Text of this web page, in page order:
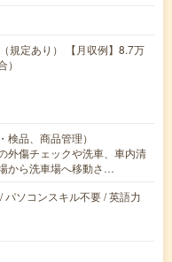
規定あり） 【月収例】8.7万
品、商品管理）
外傷チェックや洗車、車内清
から洗車場へ移動さ…
パソコンスキル不要 / 英語力